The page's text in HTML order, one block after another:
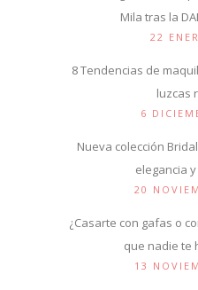
Mila tras la
22
8 Tendencias de
luzcas
6
Nueva colección
elegancia
20
¿Casarte con gafas o
que nadie te
13